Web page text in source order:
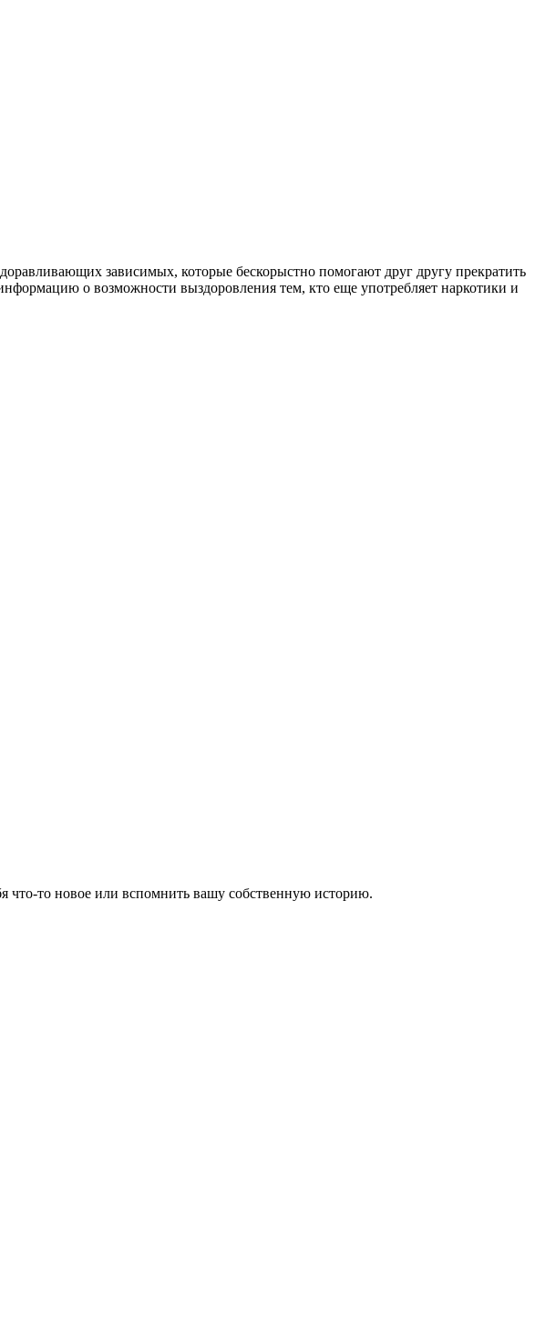
зависимых, которые бескорыстно помогают друг другу прекратить
о возможности выздоровления тем, кто еще употребляет наркотики и
что-то новое или вспомнить вашу собственную историю.